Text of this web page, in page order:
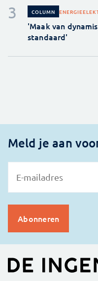
COLUMN ENERGIE
'Maak van
standaard'
Meld je aan